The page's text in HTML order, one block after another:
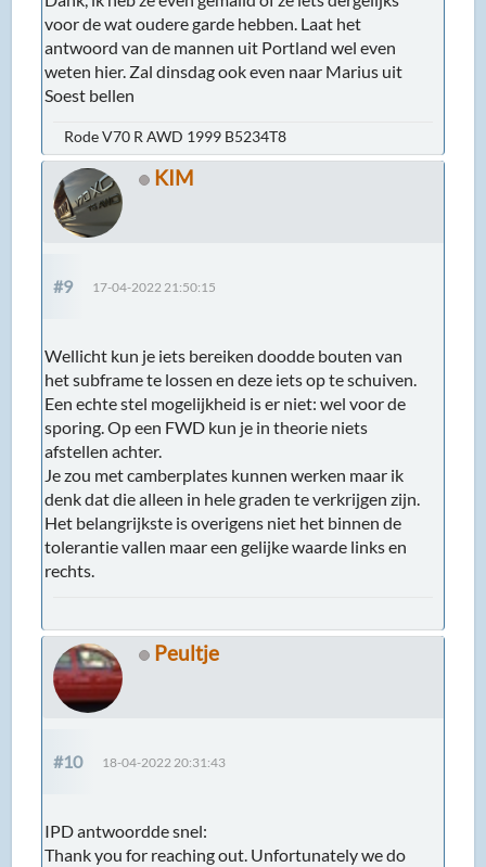
voor de wat oudere garde hebben. Laat het
antwoord van de mannen uit Portland wel even
weten hier. Zal dinsdag ook even naar Marius uit
Soest bellen
Rode V70 R AWD 1999 B5234T8
KIM
#9 17-04-2022 21:50:15
Wellicht kun je iets bereiken doodde bouten van
het subframe te lossen en deze iets op te schuiven.
Een echte stel mogelijkheid is er niet: wel voor de
sporing. Op een FWD kun je in theorie niets
afstellen achter.
Je zou met camberplates kunnen werken maar ik
denk dat die alleen in hele graden te verkrijgen zijn.
Het belangrijkste is overigens niet het binnen de
tolerantie vallen maar een gelijke waarde links en
rechts.
Peultje
#10 18-04-2022 20:31:43
IPD antwoordde snel:
Thank you for reaching out. Unfortunately we do